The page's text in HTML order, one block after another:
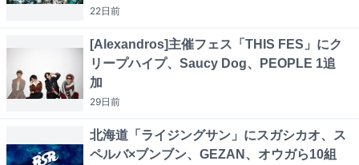
22日前
[Alexandros]主催フェス「THIS FES」にク
リープハイプ、Saucy Dog、PEOPLE 1追
加
29日前
北海道「ライジングサン」にスガシカオ、ス
ペルバ×ブンブン、GEZAN、オウガら10組